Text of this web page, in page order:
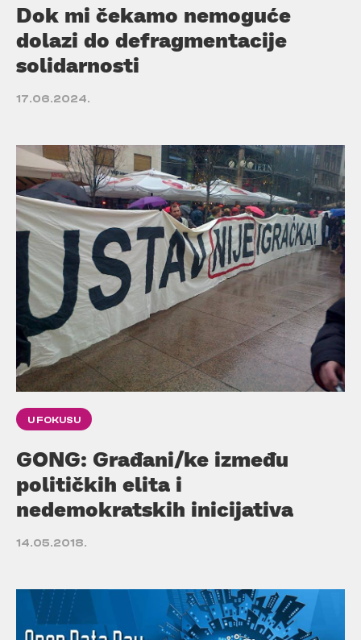
Dok mi čekamo nemoguće
dolazi do defragmentacije
solidarnosti
17.06.2024.
U FOKUSU
GONG: Građani/ke između
političkih elita i
nedemokratskih inicijativa
14.05.2018.